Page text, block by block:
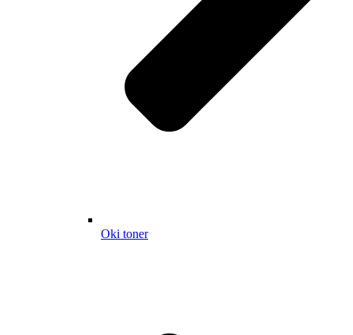
Oki toner